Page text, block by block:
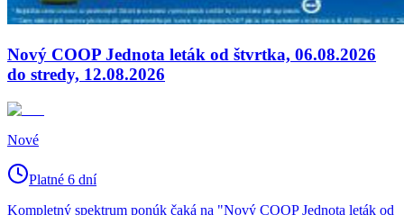
Nový COOP Jednota leták od štvrtka, 06.08.2026
do stredy, 12.08.2026
Nové
Platné 6 dní
Kompletný spektrum ponúk čaká na "Nový COOP Jednota leták od